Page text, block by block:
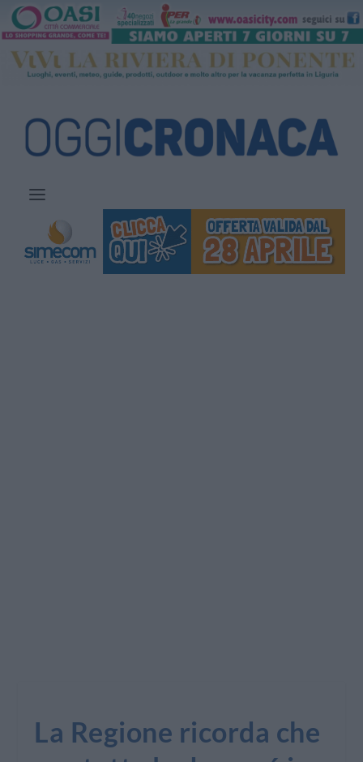
La Regione ricorda che